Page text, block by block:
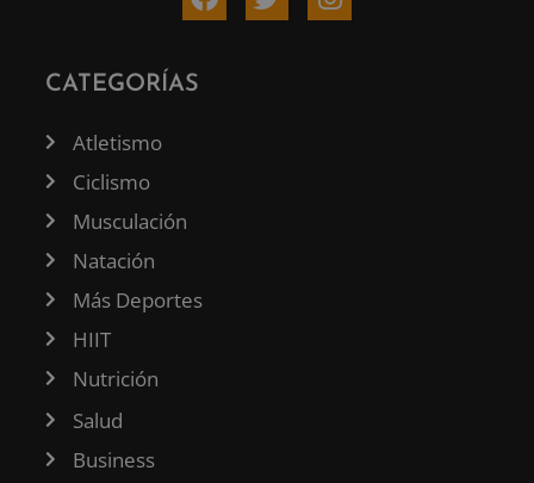
CATEGORÍAS
Atletismo
Ciclismo
Musculación
Natación
Más Deportes
HIIT
Nutrición
Salud
Business